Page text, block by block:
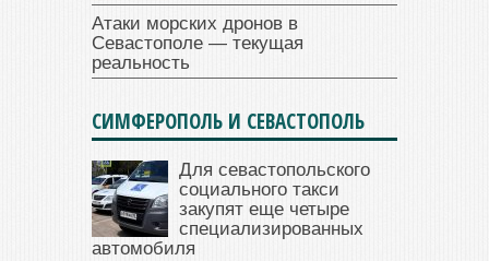
Атаки морских дронов в
Севастополе — текущая
реальность
СИМФЕРОПОЛЬ И СЕВАСТОПОЛЬ
Для севастопольского
социального такси
закупят еще четыре
специализированных
автомобиля